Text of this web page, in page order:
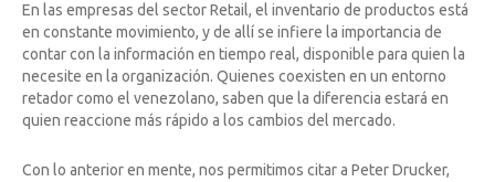
En las empresas del sector Retail, el inventario de productos está
en constante movimiento, y de allí se infiere la importancia de
contar con la información en tiempo real, disponible para quien la
necesite en la organización. Quienes coexisten en un entorno
retador como el venezolano, saben que la diferencia estará en
quien reaccione más rápido a los cambios del mercado.
Con lo anterior en mente, nos permitimos citar a Peter Drucker,